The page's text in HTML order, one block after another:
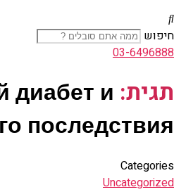
חיפוש
03-6496888
תגית: диабет и
последствия
Categories
Uncategorized